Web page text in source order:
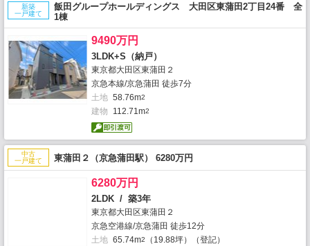
新築
一戸建て
飯田グループホールディングス 大田区東蒲田2丁目24番 全
1棟
9490万円
3LDK+S（納戸）
東京都大田区東蒲田２
京急本線/京急蒲田 徒歩7分
土地 58.76m2
建物 112.71m2
中古
一戸建て
東蒲田２（京急蒲田駅） 6280万円
6280万円
2LDK / 築3年
東京都大田区東蒲田２
京急空港線/京急蒲田 徒歩12分
土地 65.74m2
（19.88坪）（登記）